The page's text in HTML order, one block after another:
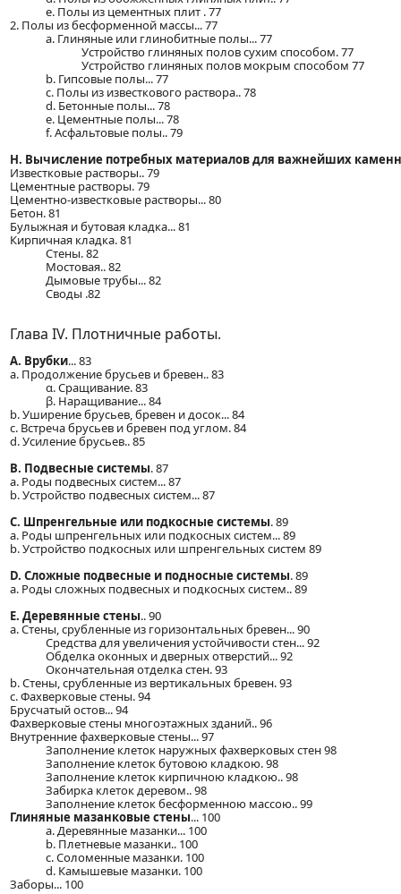
e. Полы из цементных плит . 77
2. Полы из бесформенной массы... 77
a. Глиняные или глинобитные полы... 77
Устройство глиняных полов сухим способом. 77
Устройство глиняных полов мокрым способом 77
b. Гипсовые полы... 77
c. Полы из известкового раствора.. 78
d. Бетонные полы... 78
e. Цементные полы... 78
f. Асфальтовые полы.. 79
H. Вычисление потребных материалов для важнейших
Известковые растворы.. 79
Цементные растворы. 79
Цементно-известковые растворы... 80
Бетон. 81
Булыжная и бутовая кладка... 81
Кирпичная кладка. 81
Стены. 82
Мостовая.. 82
Дымовые трубы... 82
Своды .82
Глава IV. Плотничные работы.
A. Врубки... 83
a. Продолжение брусьев и бревен.. 83
α. Сращивание. 83
β. Наращивание... 84
b. Уширение брусьев, бревен и досок... 84
c. Встреча брусьев и бревен под углом. 84
d. Усиление брусьев.. 85
B. Подвесные системы. 87
a. Роды подвесных систем... 87
b. Устройство подвесных систем... 87
C. Шпренгельные или подкосные системы. 89
a. Роды шпренгельных или подкосных систем... 89
b. Устройство подкосных или шпренгельных систем 89
D. Сложные подвесные и подносные системы. 89
а. Роды сложных подвесных и подкосных систем.. 89
E. Деревянные стены.. 90
a. Стены, срубленные из горизонтальных бревен... 90
Средства для увеличения устойчивости стен... 92
Обделка оконных и дверных отверстий... 92
Окончательная отделка стен. 93
b. Стены, срубленные из вертикальных бревен. 93
c. Фахверковые стены. 94
Брусчатый остов... 94
Фахверковые стены многоэтажных зданий.. 96
Внутренние фахверковые стены... 97
Заполнение клеток наружных фахверковых стен 98
Заполнение клеток бутовою кладкою. 98
Заполнение клеток кирпичною кладкою.. 98
Забирка клеток деревом.. 98
Заполнение клеток бесформенною массою.. 99
Глиняные мазанковые стены... 100
a. Деревянные мазанки... 100
b. Плетневые мазанки.. 100
c. Соломенные мазанки. 100
d. Камышевые мазанки. 100
Заборы... 100